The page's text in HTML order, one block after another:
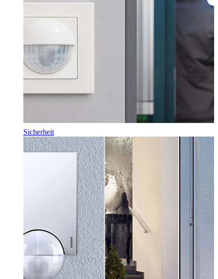
Sicherheit